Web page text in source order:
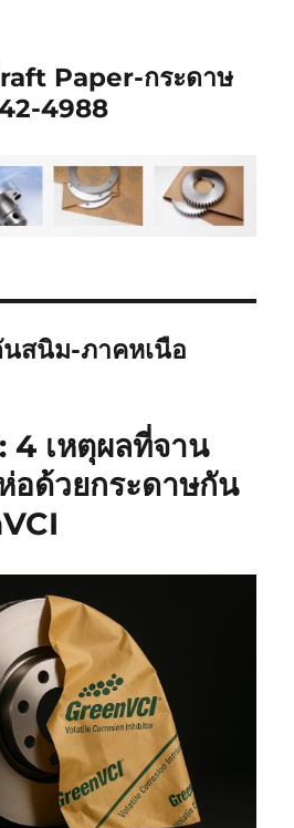
Paper-กระดาษ
4988
สนิม-ภาคหเนือ
4 เหตุผลที่จาน
อด้วยกระดาษกัน